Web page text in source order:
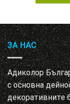
ЗА НАС
Адиколор
с основна
декоративните